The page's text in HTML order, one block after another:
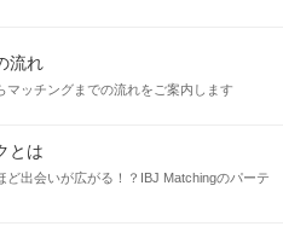
流れ
マッチングまでの流れをご案内します
とは
ど出会いが広がる！？IBJ Matchingのパーテ